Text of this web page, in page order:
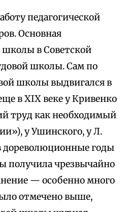
педагогической
Основная
школы в Советской
школы. Сам по
школы выдвигался в
в XIX веке у Кривенко
труд как необходимый
у Ушинского, у Л.
дореволюционные годы
получила чрезвычайно
— особенно много
отмечено выше,